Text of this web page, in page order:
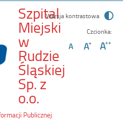
Szpital
Miejski
w
Rudzie
Śląskiej
Sp. z
o.o.
02/D/24
Publicznej
Wersja kontrastowa
Czcionka: